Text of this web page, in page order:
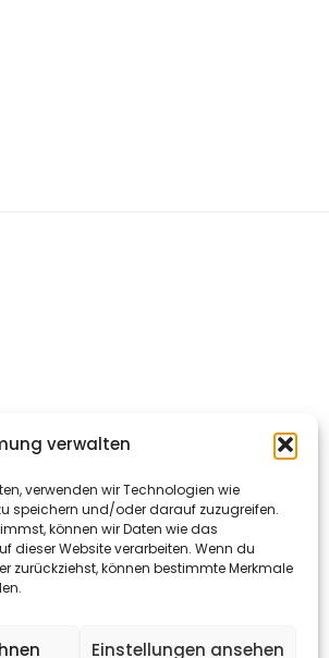
verwalten
verwenden wir Technologien wie
speichern und/oder darauf zuzugreifen.
können wir Daten wie das
dieser Website verarbeiten. Wenn du
zurückziehst, können bestimmte Merkmale
Einstellungen ansehen